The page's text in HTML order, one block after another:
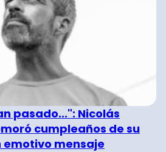
pasado...": Nicolás
cumpleaños de su
mensaje